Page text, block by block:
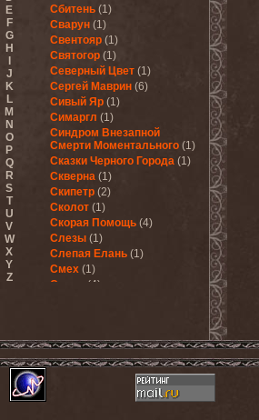
E
F
G
H
J
K
L
M
N
O
P
Q
R
S
T
U
V
W
X
Y
Z
Сбитень (1)
Сварун (1)
Свентояр (1)
Святогор (1)
Северный Цвет (1)
Сергей Маврин (6)
Сивый Яр (1)
Симаргл (1)
Синдром Внезапной
Смерти Моментального (1)
Сказки Черного Города (1)
Скверна (1)
Скипетр (2)
Сколот (1)
Скорая Помощь (4)
Слезы (1)
Слепая Елань (1)
Смех (1)
Смута
(4)
Солнышко (1)
СС-20 (1)
Стальные Нервы (1)